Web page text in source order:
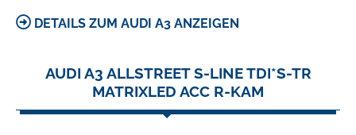
DETAILS ZUM AUDI A3 ANZEIGEN
AUDI A3 ALLSTREET S-LINE TDI*S-TR
MATRIXLED ACC R-KAM